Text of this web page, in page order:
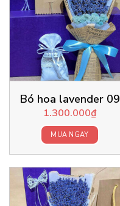
Bó hoa lavender 09
1.300.000₫
MUA NGAY